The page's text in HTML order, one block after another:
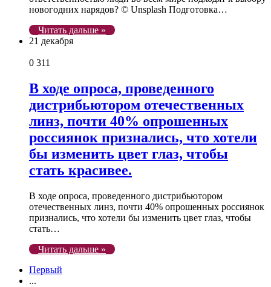
новогодних нарядов? © Unsplash Подготовка…
Читать дальше »
21 декабря
0 311
В ходе опроса, проведенного
дистрибьютором отечественных
линз, почти 40% опрошенных
россиянок признались, что хотели
бы изменить цвет глаз, чтобы
стать красивее.
В ходе опроса, проведенного дистрибьютором
отечественных линз, почти 40% опрошенных россиянок
признались, что хотели бы изменить цвет глаз, чтобы
стать…
Читать дальше »
Первый
...